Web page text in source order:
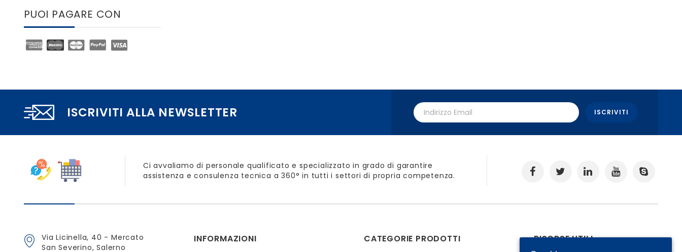
PUOI PAGARE CON
ISCRIVITI ALLA NEWSLETTER
Ci avvaliamo di personale qualificato e specializzato in grado di garantire
assistenza e consulenza tecnica a 360° in tutti i settori di propria competenza.
Via Licinella, 40 - Mercato
San Severino, Salerno
INFORMAZIONI CATEGORIE PRODOTTI RISORSE UTILI